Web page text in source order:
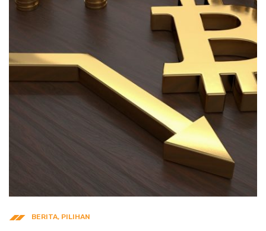
BERITA, PILIHAN